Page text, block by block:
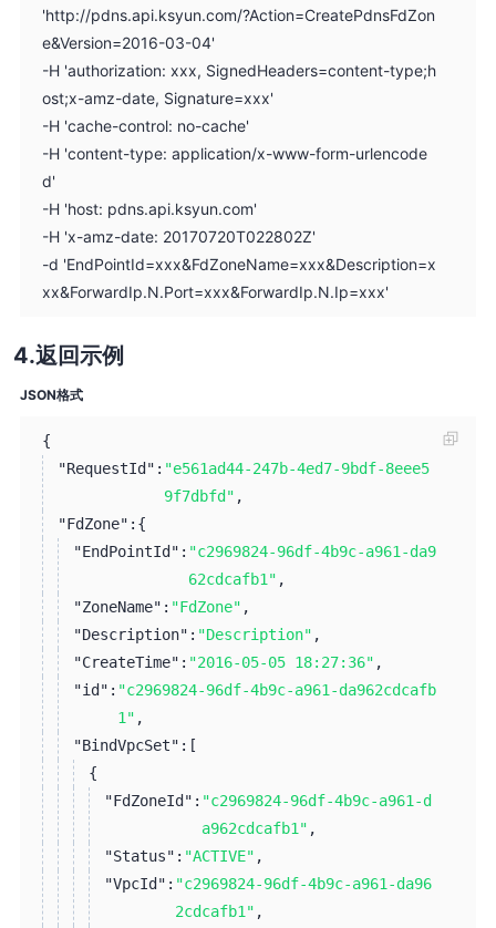
'http://pdns.api.ksyun.com/?Action=CreatePdnsFdZon
e&Version=2016-03-04'
-H 'authorization: xxx, SignedHeaders=content-type;h
ost;x-amz-date, Signature=xxx'
-H 'cache-control: no-cache'
-H 'content-type: application/x-www-form-urlencode
d'
-H 'host: pdns.api.ksyun.com'
-H 'x-amz-date: 20170720T022802Z'
-d 'EndPointId=xxx&FdZoneName=xxx&Description=x
xx&ForwardIp.N.Port=xxx&ForwardIp.N.Ip=xxx'
返回示例
JSON格式
{
"RequestId": "e561ad44-247b-4ed7-9bdf-8eee5
9f7dbfd" ,
"FdZone": {
"EndPointId": "c2969824-96df-4b9c-a961-da9
62cdcafb1" ,
"ZoneName": "FdZone" ,
"Description": "Description" ,
"CreateTime": "2016-05-05 18:27:36" ,
"id": "c2969824-96df-4b9c-a961-da962cdcafb
1" ,
"BindVpcSet": [
{
"FdZoneId": "c2969824-96df-4b9c-a961-d
a962cdcafb1" ,
"Status": "ACTIVE" ,
"VpcId": "c2969824-96df-4b9c-a961-da96
2cdcafb1" ,